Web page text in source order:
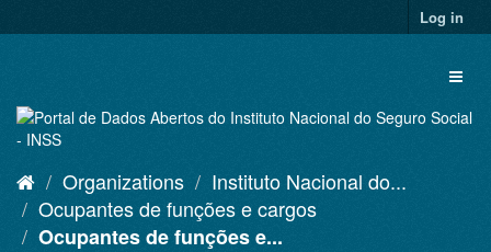
to
Log in
Organizations
Instituto Nacional do...
Ocupantes de funções e cargos
Ocupantes de funções e...